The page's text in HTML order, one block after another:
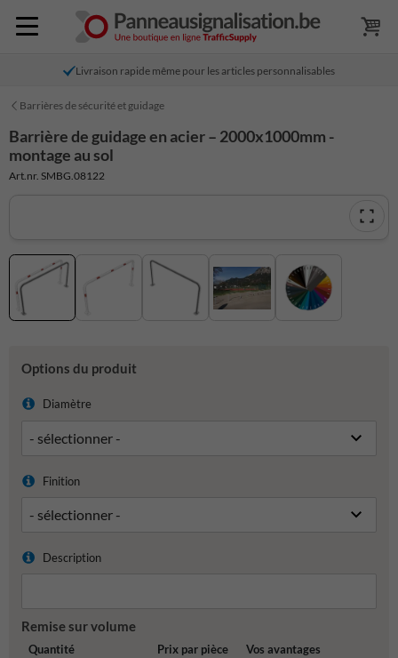
Livraison rapide même pour les articles personnalisables
Barrières de sécurité et guidage
Barrière de guidage en acier – 2000x1000mm -
montage au sol
Art.nr. SMBG.08122
Options du produit
Diamètre
Finition
Description
Remise sur volume
Quantité Prix par pièce
Vos avantages